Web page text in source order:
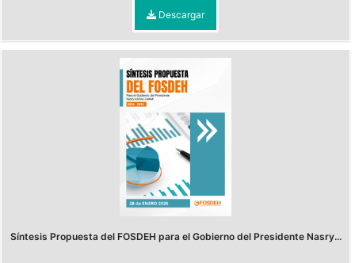
Descargar
Síntesis Propuesta del FOSDEH para el Gobierno del Presidente Nasry...